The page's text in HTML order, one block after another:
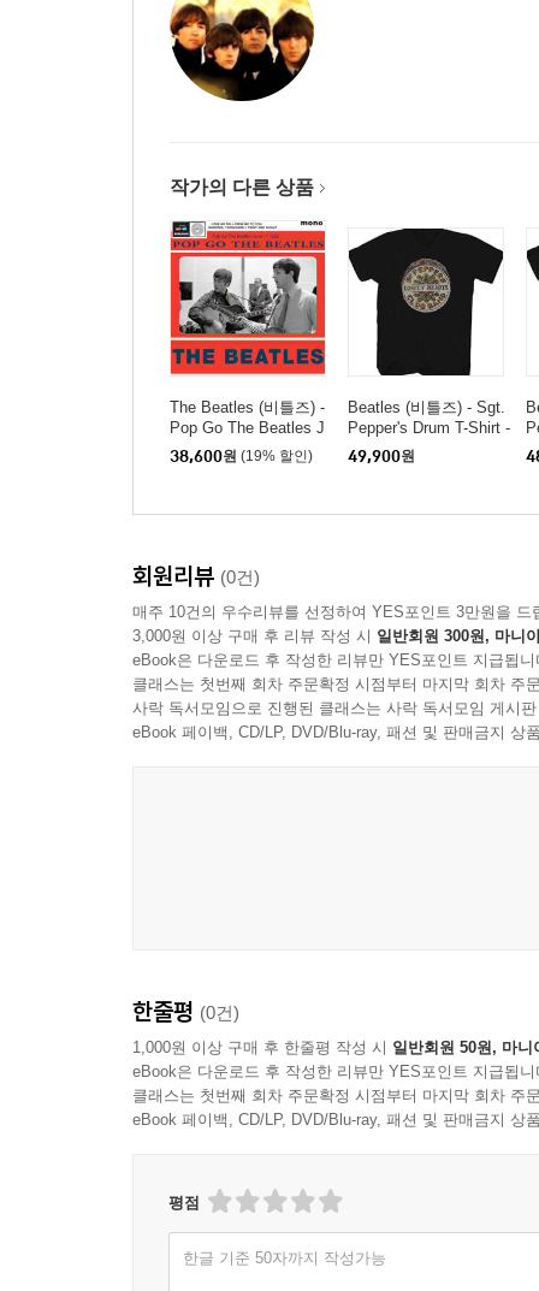
작가의 다른 상품
The Beatles (비틀즈) -
Pop Go The Beatles J
une 1st 1963 [7인치 Vi
nyl]
38,600원 (19% 할인)
Beatles (비틀즈) - Sgt.
Pepper's Drum T-Shirt -
2X Large Black
49,900원
회원리뷰 (0건)
매주 10건의 우수리뷰를 선정하여 YES포인트 3만원을 드
3,000원 이상 구매 후 리뷰 작성 시 일반회원 300원, 마니
eBook은 다운로드 후 작성한 리뷰만 YES포인트 지급됩니
클래스는 첫번째 회차 주문확정 시점부터 마지막 회차 주
사락 독서모임으로 진행된 클래스는 사락 독서모임 게시
eBook 페이백, CD/LP, DVD/Blu-ray, 패션 및 판매금지 상
한줄평 (0건)
1,000원 이상 구매 후 한줄평 작성 시 일반회원 50원, 마니
eBook은 다운로드 후 작성한 리뷰만 YES포인트 지급됩니
클래스는 첫번째 회차 주문확정 시점부터 마지막 회차 주
eBook 페이백, CD/LP, DVD/Blu-ray, 패션 및 판매금지 상
평점
한글 기준 50자까지 작성가능